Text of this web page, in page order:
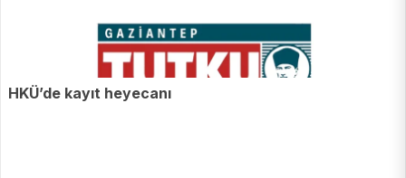
HKÜ’de kayıt heyecanı